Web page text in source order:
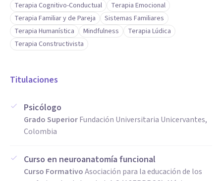
informes psicológicos y realizo activación de rutas de
atención, trabajando de manera interdisciplinaria y
sustentando mi práctica en la comunicación asertiva y la
escucha activa.
Terapia Cognitivo-Conductual
Terapia Emocional
Terapia Familiar y de Pareja
Sistemas Familiares
Terapia Humanística
Mindfulness
Terapia Lúdica
Terapia Constructivista
Titulaciones
Psicólogo
Grado SuperiorFundación Universitaria Unicervantes,
Colombia
Curso en neuroanatomía funcional
Curso FormativoAsociación para la educación de los